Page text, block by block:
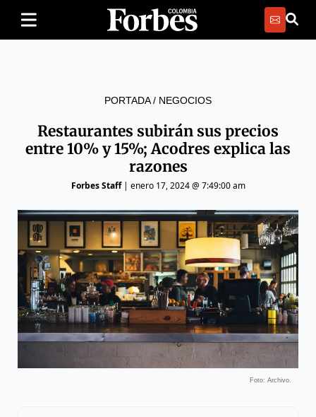
PORTADA/ NEGOCIOS
Restaurantes subirán sus precios
entre 10% y 15%; Acodres explica las
razones
Forbes Staff| enero 17, 2024 @ 7:49:00 am
Foto: Archivo.